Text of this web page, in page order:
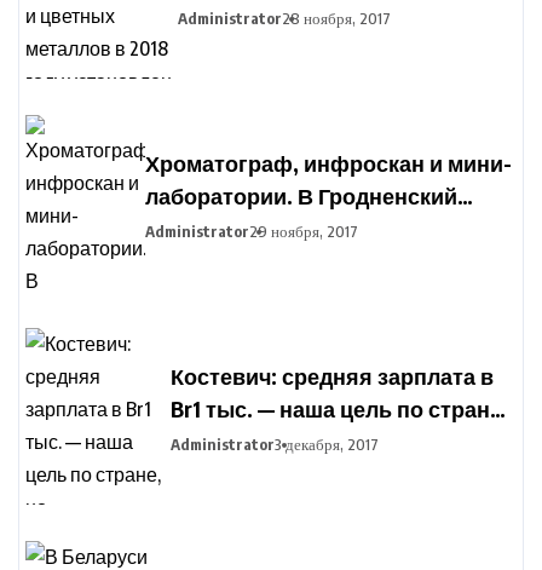
металлов в 2018 году
Administrator28 ноября, 2017
Хроматограф, инфроскан и мини-
лаборатории. В Гродненский
агропромышленный парк
Administrator29 ноября, 2017
Костевич: средняя зарплата в
Br1 тыс. — наша цель по стране,
но дифференциация по
Administrator3 декабря, 2017